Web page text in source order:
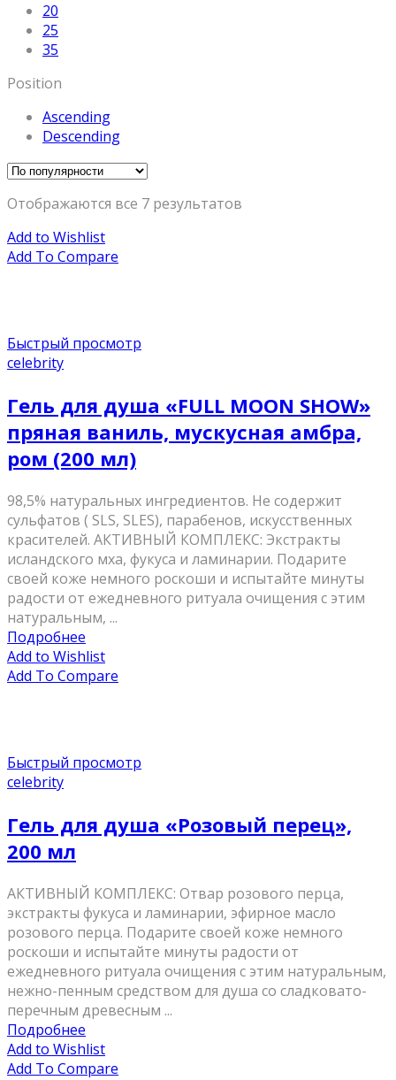
20
25
35
Position
Ascending
Descending
Отображаются все 7 результатов
Add to Wishlist
Add To Compare
Быстрый просмотр
celebrity
Гель для душа «FULL MOON SHOW»
пряная ваниль, мускусная амбра,
ром (200 мл)
98,5% натуральных ингредиентов. Не содержит
сульфатов ( SLS, SLES), парабенов, искусственных
красителей. АКТИВНЫЙ КОМПЛЕКС: Экстракты
исландского мха, фукуса и ламинарии. Подарите
своей коже немного роскоши и испытайте минуты
радости от ежедневного ритуала очищения с этим
натуральным, ...
Подробнее
Add to Wishlist
Add To Compare
Быстрый просмотр
celebrity
Гель для душа «Розовый перец»,
200 мл
AКТИВНЫЙ КОМПЛЕКС: Отвар розового перца,
экстракты фукуса и ламинарии, эфирное масло
розового перца. Подарите своей коже немного
роскоши и испытайте минуты радости от
ежедневного ритуала очищения с этим натуральным,
нежно-пенным средством для душа со сладковато-
перечным древесным ...
Подробнее
Add to Wishlist
Add To Compare